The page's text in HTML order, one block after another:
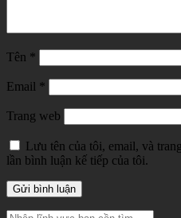
Tên *
Email *
Trang web
Lưu tên của tôi, email, và
lần bình luận kế tiếp của tôi.